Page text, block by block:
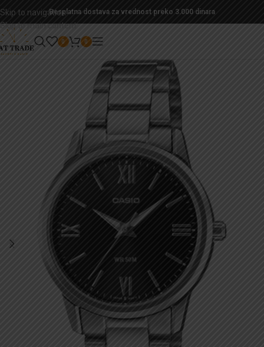
Skip to navigation
Skip to main content
Besplatna dostava za vrednost preko 3.000 dinara
0 0